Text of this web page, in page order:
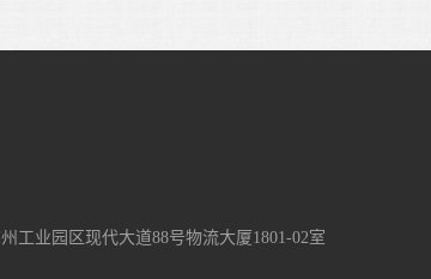
工业园区现代大道88号物流大厦1801-02室